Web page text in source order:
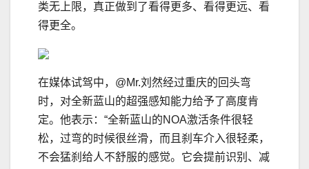
类⽆上限，真正做到了看得更多、看得更远、看
得更全。
在媒体试驾中，@Mr.刘然经过重庆的回头弯
时，对全新蓝山的超强感知能力给予了高度肯
定。他表示：“全新蓝山的NOA激活条件很轻
松，过弯的时候很丝滑，而且刹车介入很轻柔，
不会猛刹给人不舒服的感觉。它会提前识别、减